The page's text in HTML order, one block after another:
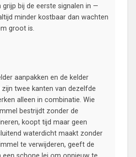
bij de eerste signalen in —
minder kostbaar dan wachten
groot is.
aanpakken en de kelder
twee kanten van dezelfde
alleen in combinatie. Wie
bestrijdt zonder de
koopt tijd maar geen
waterdicht maakt zonder
te verwijderen, geeft de